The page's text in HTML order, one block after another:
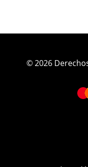
© 2026